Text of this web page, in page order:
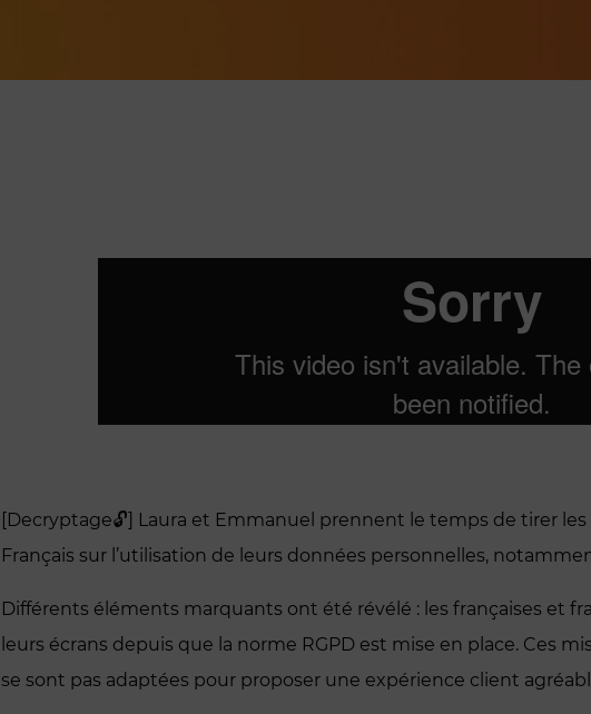
[Decryptage🔓] Laura et Emmanuel prennent le temps de tirer
Français sur l’utilisation de leurs données personnelles,
Différents éléments marquants ont été révélé : les françaises et
leurs écrans depuis que la norme RGPD est mise en place. Ces
se sont pas adaptées pour proposer une expérience client